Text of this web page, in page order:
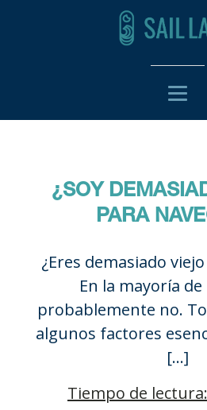
¿SOY
PARA
¿Eres demasiado
En la mayoría de
probablemente no.
algunos factores
[…]
Tiempo de